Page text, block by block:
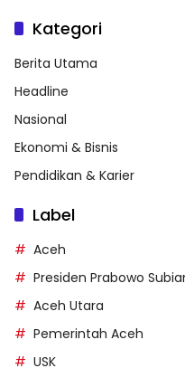
Kategori
Berita Utama
Headline
Nasional
Ekonomi & Bisnis
Pendidikan & Karier
Label
Aceh
Presiden Prabowo
Aceh Utara
Pemerintah Aceh
USK